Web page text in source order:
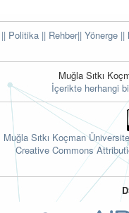
|| Politika || Rehber|| Yönerge ||
Muğla Sıtkı
İçerikte herhangi
Muğla Sıtkı Koçman
Creative Commons